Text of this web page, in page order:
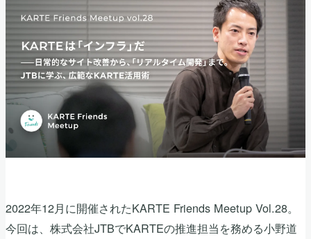
2022年12月に開催されたKARTE Friends Meetup Vol.28。
今回は、株式会社JTBでKARTEの推進担当を務める小野道